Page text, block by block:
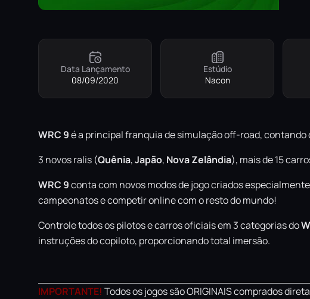
Data Lançamento
08/09/2020
Estúdio
Nacon
WRC 9é a principal franquia de simulação off-road, contando
3 novos ralis (Quênia,Japão, Nova Zelândia), mais de 15
WRC 9conta com novos modos de jogo criados
campeonatos e competir online com o resto do mundo!
Controle todos os pilotos e carros oficiais em 3 categorias do
instruções do copiloto, proporcionando total imersão.
IMPORTANTE! Todos os jogos são ORIGINAIS comprados